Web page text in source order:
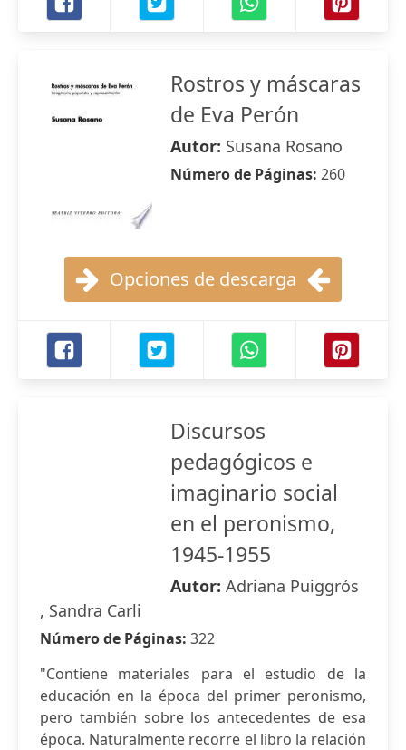
Rostros y máscaras
de Eva Perón
Autor: Susana Rosano
Número de Páginas: 260
Opciones de descarga
Discursos
pedagógicos e
imaginario social
en el peronismo,
1945-1955
Autor: Adriana Puiggrós
, Sandra Carli
Número de Páginas: 322
"Contiene materiales para el estudio de la
educación en la época del primer peronismo,
pero también sobre los antecedentes de esa
época. Naturalmente recorre el libro la relación